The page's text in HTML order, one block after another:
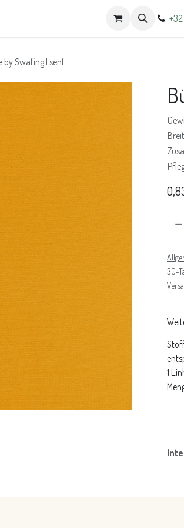
by Swafing | senf
30-
1